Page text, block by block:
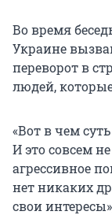
Во время
Украине
переворот в
людей,
«Вот в чем
И это совсем
агрессивное
нет никаких
свои